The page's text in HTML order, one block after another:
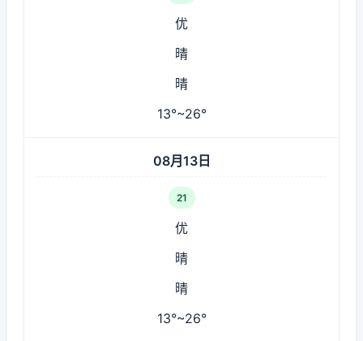
优
晴
晴
13°~26°
08月13日
21
优
晴
晴
13°~26°